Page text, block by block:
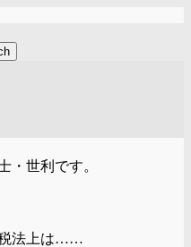
・世利です。
税法上は……